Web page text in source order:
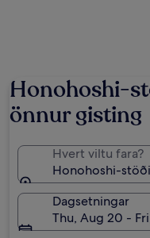
Honohoshi-
önnur gisting
Hvert viltu fara?
Honohoshi-
Dagsetningar
Thu, Aug 20 -